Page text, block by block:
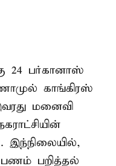
24 பர்கானாஸ்
காங்கிரஸ்
மனைவி
இந்நிலையில்,
பணம் பறித்தல்